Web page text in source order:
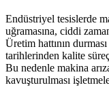
Endüstriyel tesislerde
uğramasına, ciddi
Üretim hattının
tarihlerinden kalite
Bu nedenle makina
kavuşturulması